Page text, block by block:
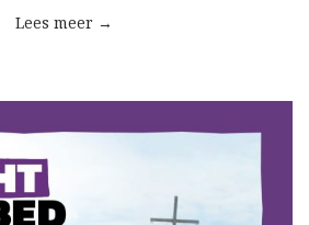
Lees meer →